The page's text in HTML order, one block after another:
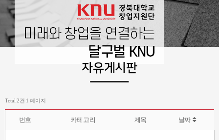
자유게시판
Total 2건 1 페이지
번호 카테고리 제목 날짜